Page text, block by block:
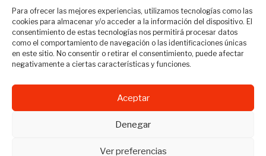
Para ofrecer las mejores experiencias, utilizamos tecnologías como las
cookies para almacenar y/o acceder a la información del dispositivo. El
consentimiento de estas tecnologías nos permitirá procesar datos
como el comportamiento de navegación o las identificaciones únicas
en este sitio. No consentir o retirar el consentimiento, puede afectar
negativamente a ciertas características y funciones.
Aceptar
Denegar
Ver preferencias
Revista Travel Manager © 2012 - 2026
Todos los derechos reservados.